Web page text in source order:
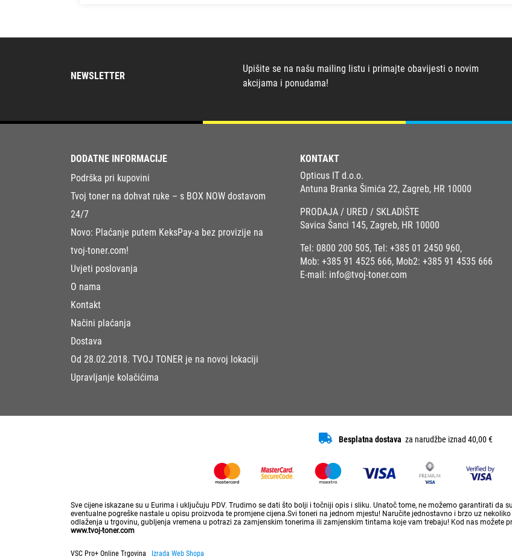
NEWSLETTER
Upišite se na našu mailing listu i primajte obavijesti o novim
akcijama i ponudama!
DODATNE INFORMACIJE
Podrška pri kupovini
Tvoj toner na dohvat ruke – s BOX NOW dostavom
24/7
Novo: Plaćanje putem KeksPay-a bez provizije na
tvoj-toner.com!
Uvjeti poslovanja
O nama
Kontakt
Načini plaćanja
Dostava
Od 28.02.2018. TVOJ TONER je na novoj lokaciji
Upravljanje kolačićima
KONTAKT
Opticus IT d.o.o.
Antuna Branka Šimića 22, Zagreb, HR 10000
PRODAJA / URED / SKLADIŠTE
Savica Šanci 145, Zagreb, HR 10000
Tel: 0800 200 505, Tel: +385 01 2450 960,
Mob: +385 91 4525 666, Mob2: +385 91 4535 666
E-mail: info@tvoj-toner.com
Besplatna dostava za narudžbe iznad 40,00 €
Sve cijene iskazane su u Eurima i uključuju PDV. Trudimo se dati što bolji i točniji opis i sliku. Unatoč tome, ne možemo garantirati da
eventualne pogreške nastale u opisu proizvoda te promjene cijena.Svi toneri na jednom mjestu! Naručite jednostavno i brzo uz
odlaženja u trgovinu, gubljenja vremena u potrazi za zamjenskim tonerima ili zamjenskim tintama koje vam trebaju! Kod nas možete
www.tvoj-toner.com
VSC Pro+ Online Trgovina Izrada Web Shopa